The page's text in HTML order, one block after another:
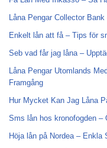
Låna Pengar Collector
Enkelt lån att få – Tips för
Seb vad får jag låna –
Låna Pengar Utomlands
Framgång
Hur Mycket Kan Jag Låna
Sms lån hos kronofogden –
Höja lån på Nordea – Enkla